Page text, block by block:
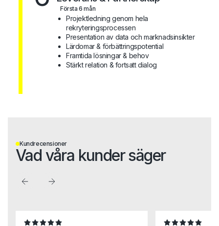
Första 6 mån
Projektledning genom hela
rekryteringsprocessen
Presentation av data och marknadsinsikter
Lärdomar & förbättringspotential
Framtida lösningar & behov
Stärkt relation & fortsatt dialog
Kundrecensioner
Vad våra kunder säger